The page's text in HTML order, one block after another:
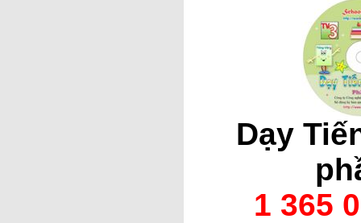
Dạy
1 365